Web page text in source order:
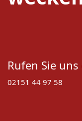
Rufen Sie
02151 44 97 58